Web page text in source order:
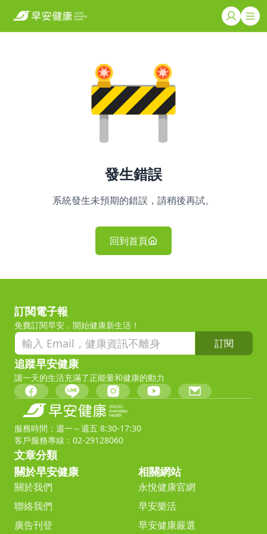
發生錯誤
系統發生未預期的錯誤，請稍後再試。
回到首頁
訂閱電子報
免費訂閱早安，開始健康新生活！
訂閱
追蹤早安健康
讓一天的生活充滿了正能量和健康的動力
服務時間：週一～週五 8:30-17:30
客戶服務專線：02-29128060
文章分類
關於早安健康
關於我們
聯絡我們
廣告刊登
相關網站
永悅健康官網
早安樂活
早安健康嚴選